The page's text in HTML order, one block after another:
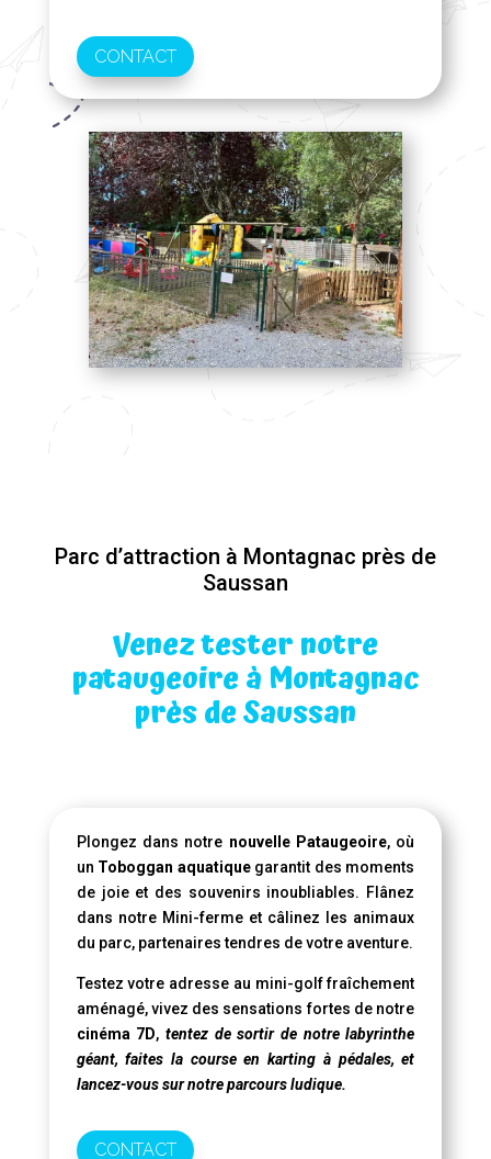
CONTACT
Parc d’attraction à Montagnac près de
Saussan
Venez tester notre
pataugeoire à Montagnac
près de Saussan
Plongez dans notre nouvelle Pataugeoire, où
un Toboggan aquatiquegarantit des moments
de joie et des souvenirs inoubliables. Flânez
dans notre Mini-ferme et câlinez les animaux
du parc, partenaires tendres de votre aventure.
Testez votre adresse au mini-golf fraîchement
aménagé, vivez des sensations fortes de notre
cinéma 7D,tentez de sortir de notre labyrinthe
géant, faites la course en karting à pédales, et
lancez-vous sur notre parcours ludique.
CONTACT